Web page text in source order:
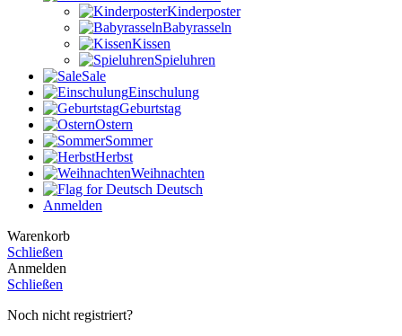
Kinderposter
Babyrasseln
Kissen
Spieluhren
Sale
Einschulung
Geburtstag
Ostern
Sommer
Herbst
Weihnachten
Deutsch
Anmelden
Warenkorb
Schließen
Anmelden
Schließen
Noch nicht registriert?